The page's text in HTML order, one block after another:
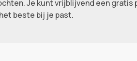
Je kunt vrijblijvend een gratis
beste bij je past.